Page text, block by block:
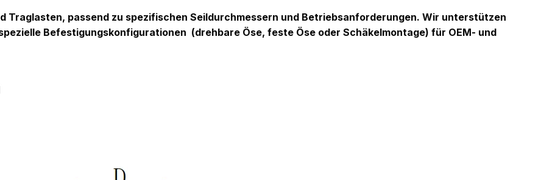
Traglasten, passend zu spezifischen Seildurchmessern und Betriebsanforderungen. Wir unterstützen
Befestigungskonfigurationen (drehbare Öse, feste Öse oder Schäkelmontage) für OEM- und